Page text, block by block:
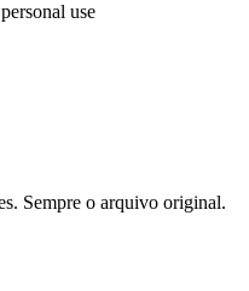
use
Sempre o arquivo original.